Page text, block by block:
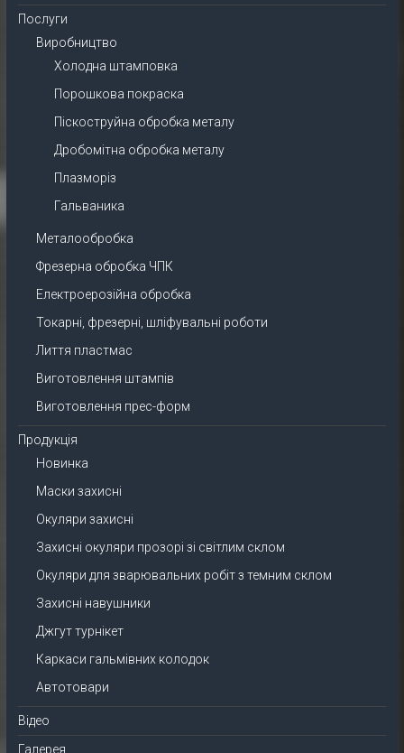
Послуги
Виробництво
Холодна штамповка
Порошкова покраска
Піскоструйна обробка металу
Дробомітна обробка металу
Плазморіз
Гальваника
Металообробка
Фрезерна обробка ЧПК
Електроерозійна обробка
Токарні, фрезерні, шліфувальні роботи
Лиття пластмас
Виготовлення штампів
Виготовлення прес-форм
Продукція
Новинка
Маски захисні
Окуляри захисні
Захисні окуляри прозорі зі світлим склом
Окуляри для зварювальних робіт з темним склом
Захисні навушники
Джгут турнікет
Каркаси гальмівних колодок
Автотовари
Відео
Галерея